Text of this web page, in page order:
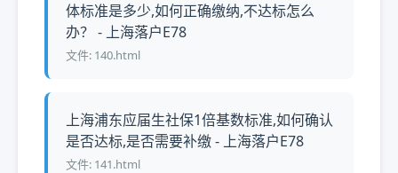
体标准是多少,如何正确缴纳,不达标怎么
办？ - 上海落户E78
文件: 140.html
上海浦东应届生社保1倍基数标准,如何确认
是否达标,是否需要补缴 - 上海落户E78
文件: 141.html